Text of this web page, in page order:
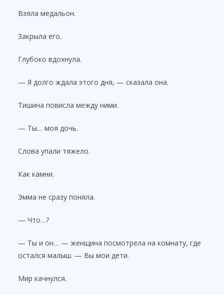
Взяла медальон.
Закрыла его.
Глубоко вдохнула.
— Я долго ждала этого дня, — сказала она.
Тишина повисла между ними.
— Ты… моя дочь.
Слова упали тяжело.
Как камни.
Эмма не сразу поняла.
— Что…?
— Ты и он… — женщина посмотрела на комнату, где
остался малыш. — Вы мои дети.
Мир качнулся.